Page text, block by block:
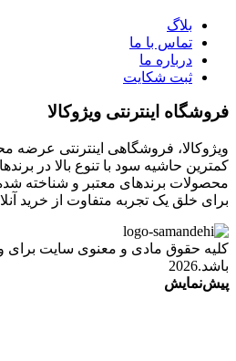
بلاگ
تماس با ما
درباره ما
ثبت شکایت
فروشگاه اینترنتی ویژوکالا
ویژوکالا، فروشگاهی اینترنتی عرضه
کمترین حاشیه سود با تنوع بالا در
محصولات برندهای معتبر و شناخته
برای خلق یک تجربه متفاوت از خرید
کلیه حقوق مادی و معنوی سایت برای
باشد.2026
پیش‌نمایش